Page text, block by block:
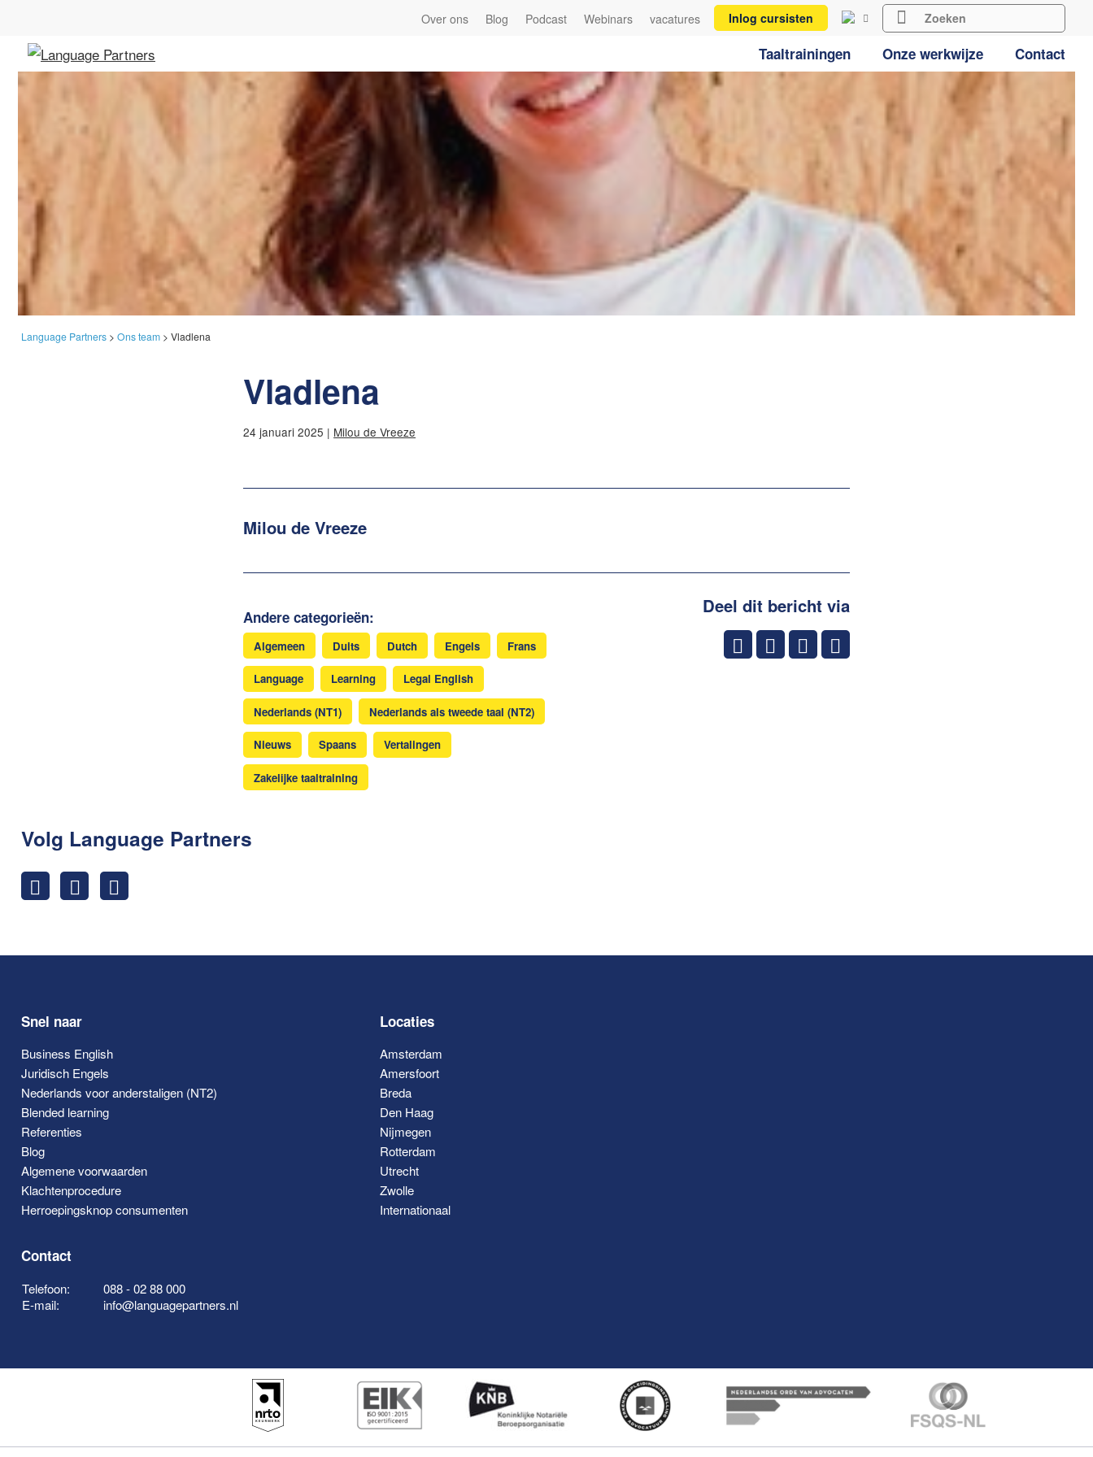
Over ons Blog Podcast Webinars vacatures Inlog cursisten
Taaltrainingen Onze werkwijze Contact
Language Partners> Ons team> Vladlena
Vladlena
24 januari 2025 | Milou de Vreeze
Milou de Vreeze
Andere categorieën:
Algemeen Duits Dutch Engels Frans
Language Learning Legal English
Nederlands (NT1) Nederlands als tweede taal (NT2)
Nieuws Spaans Vertalingen
Zakelijke taaltraining
Deel dit bericht via
Volg Language Partners
Snel naar
Business English
Juridisch Engels
Nederlands voor anderstaligen (NT2)
Blended learning
Referenties
Blog
Algemene voorwaarden
Klachtenprocedure
Herroepingsknop consumenten
Contact
Telefoon:
088 - 02 88 000
E-mail:
info@languagepartners.nl
Locaties
Amsterdam
Amersfoort
Breda
Den Haag
Nijmegen
Rotterdam
Utrecht
Zwolle
Internationaal